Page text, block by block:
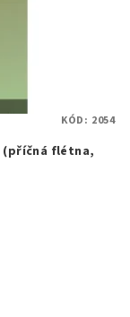
(příčná flétna,
KÓD: 2054